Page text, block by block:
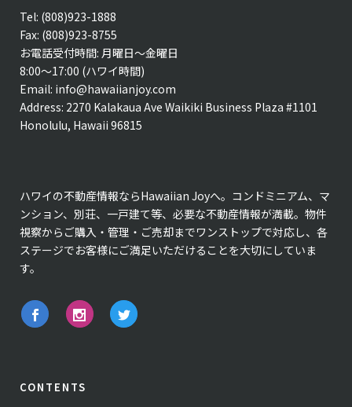
Tel: (808)923-1888
Fax: (808)923-8755
お電話受付時間: 月曜日〜金曜日
8:00〜17:00 (ハワイ時間)
Email: info@hawaiianjoy.com
Address: 2270 Kalakaua Ave Waikiki Business Plaza #1101
Honolulu, Hawaii 96815
ハワイの不動産情報ならHawaiian Joyへ。コンドミニアム、マ
ンション、別荘、一戸建て等、必要な不動産情報が満載。物件
視察からご購入・管理・ご売却までワンストップで対応し、各
ステージでお客様にご満足いただけることを大切にしていま
す。
CONTENTS